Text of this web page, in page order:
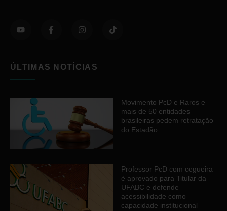
ÚLTIMAS NOTÍCIAS
Movimento PcD e Raros e
mais de 50 entidades
brasileiras pedem retratação
do Estadão
Professor PcD com cegueira
é aprovado para Titular da
UFABC e defende
acessibilidade como
capacidade institucional